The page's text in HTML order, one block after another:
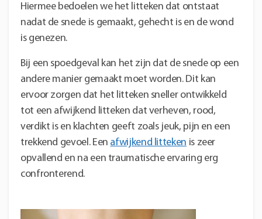
Hiermee bedoelen we het litteken dat ontstaat
nadat de snede is gemaakt, gehecht is en de wond
is genezen.
Bij een spoedgeval kan het zijn dat de snede op een
andere manier gemaakt moet worden. Dit kan
ervoor zorgen dat het litteken sneller ontwikkeld
tot een afwijkend litteken dat verheven, rood,
verdikt is en klachten geeft zoals jeuk, pijn en een
trekkend gevoel. Een afwijkend litteken is zeer
opvallend en na een traumatische ervaring erg
confronterend.